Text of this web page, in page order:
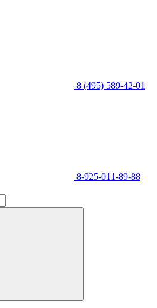
8 (495) 589-42-01
8-925-011-89-88